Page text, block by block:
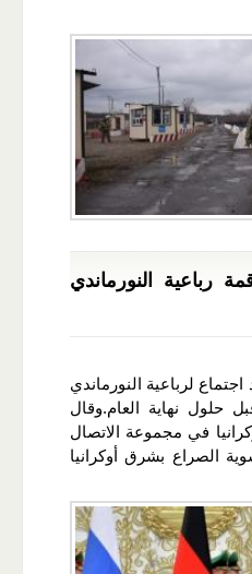
رباعية النورماندي
لرباعية النورماندي
حلول نهاية العام.وقال
في مجموعة الاتصال
الصراع بشرق أوكرانيا